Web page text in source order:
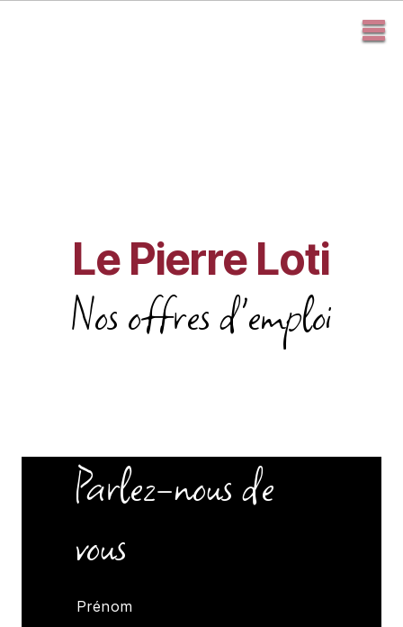
Le Pierre Loti
Nos offres d'emploi
Parlez-nous de
vous